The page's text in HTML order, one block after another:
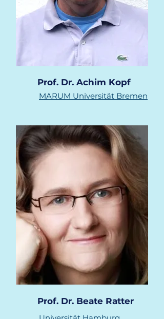
Prof. Dr. Achim Kopf
MARUM Universität Bremen
Prof. Dr. Beate Ratter